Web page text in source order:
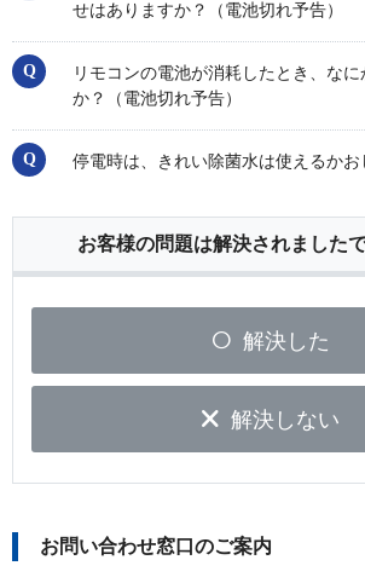
せはありますか？（電池切れ予告）
リモコンの電池が消耗したとき、な
か？（電池切れ予告）
停電時は、きれい除菌水は使えるかお
お客様の問題は解決されました
解決した
解決しない
お問い合わせ窓口のご案内